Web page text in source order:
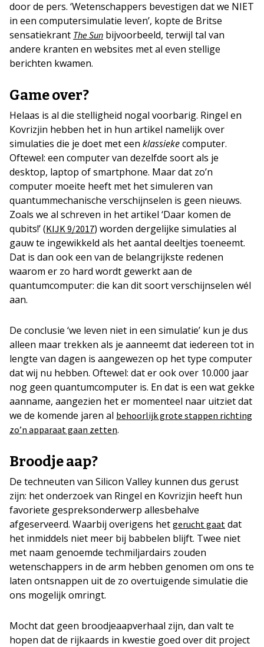
door de pers. ‘Wetenschappers bevestigen dat we NIET
in een computersimulatie leven’, kopte de Britse
sensatiekrant The Sun bijvoorbeeld, terwijl tal van
andere kranten en websites met al even stellige
berichten kwamen.
Game over?
Helaas is al die stelligheid nogal voorbarig. Ringel en
Kovrizjin hebben het in hun artikel namelijk over
simulaties die je doet met een klassiekecomputer.
Oftewel: een computer van dezelfde soort als je
desktop, laptop of smartphone. Maar dat zo’n
computer moeite heeft met het simuleren van
quantummechanische verschijnselen is geen nieuws.
Zoals we al schreven in het artikel ‘Daar komen de
qubits!’ (KIJK 9/2017) worden dergelijke simulaties al
gauw te ingewikkeld als het aantal deeltjes toeneemt.
Dat is dan ook een van de belangrijkste redenen
waarom er zo hard wordt gewerkt aan de
quantumcomputer: die kan dit soort verschijnselen wél
aan.
De conclusie ‘we leven niet in een simulatie’ kun je dus
alleen maar trekken als je aanneemt dat iedereen tot in
lengte van dagen is aangewezen op het type computer
dat wij nu hebben. Oftewel: dat er ook over 10.000 jaar
nog geen quantumcomputer is. En dat is een wat gekke
aanname, aangezien het er momenteel naar uitziet dat
we de komende jaren al behoorlijk grote stappen richting
zo’n apparaat gaan zetten.
Broodje aap?
De techneuten van Silicon Valley kunnen dus gerust
zijn: het onderzoek van Ringel en Kovrizjin heeft hun
favoriete gespreksonderwerp allesbehalve
afgeserveerd. Waarbij overigens het gerucht gaat dat
het inmiddels niet meer bij babbelen blijft. Twee niet
met naam genoemde techmiljardairs zouden
wetenschappers in de arm hebben genomen om ons te
laten ontsnappen uit de zo overtuigende simulatie die
ons mogelijk omringt.
Mocht dat geen broodjeaapverhaal zijn, dan valt te
hopen dat de rijkaards in kwestie goed over dit project